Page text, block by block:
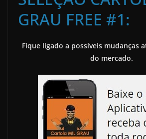
GRAU FREE #1:
Fique ligado a possíveis mudanças
do mercado.